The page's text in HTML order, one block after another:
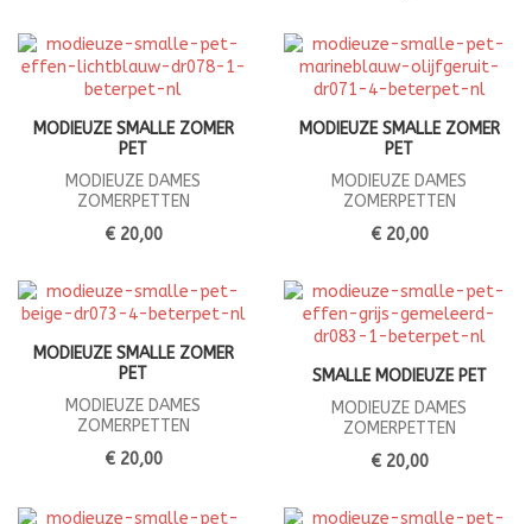
MODIEUZE SMALLE ZOMER
PET
MODIEUZE DAMES
ZOMERPETTEN
€ 20,00
MODIEUZE SMALLE ZOMER
PET
MODIEUZE DAMES
ZOMERPETTEN
€ 20,00
MODIEUZE SMALLE ZOMER
PET
MODIEUZE DAMES
ZOMERPETTEN
€ 20,00
SMALLE MODIEUZE PET
MODIEUZE DAMES
ZOMERPETTEN
€ 20,00